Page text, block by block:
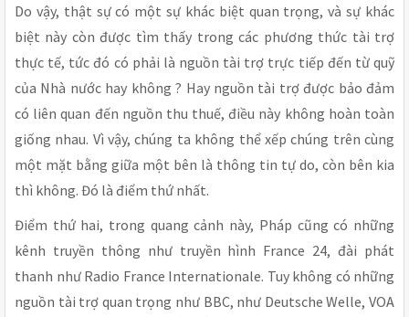
Do vậy, thật sự có một sự khác biệt quan trọng, và sự khác
biệt này còn được tìm thấy trong các phương thức tài trợ
thực tế, tức đó có phải là nguồn tài trợ trực tiếp đến từ quỹ
của Nhà nước hay không ? Hay nguồn tài trợ được bảo đảm
có liên quan đến nguồn thu thuế, điều này không hoàn toàn
giống nhau. Vì vậy, chúng ta không thể xếp chúng trên cùng
một mặt bằng giữa một bên là thông tin tự do, còn bên kia
thì không. Đó là điểm thứ nhất.
Điểm thứ hai, trong quang cảnh này, Pháp cũng có những
kênh truyền thông như truyền hình France 24, đài phát
thanh như Radio France Internationale. Tuy không có những
nguồn tài trợ quan trọng như BBC, như Deutsche Welle, VOA